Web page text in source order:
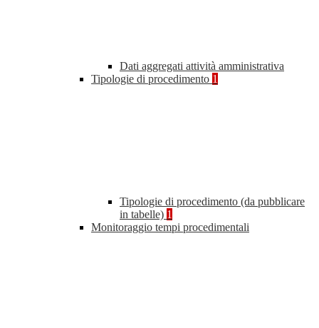
Dati aggregati attività amministrativa
Tipologie di procedimento 1
Tipologie di procedimento (da pubblicare
in tabelle) 1
Monitoraggio tempi procedimentali